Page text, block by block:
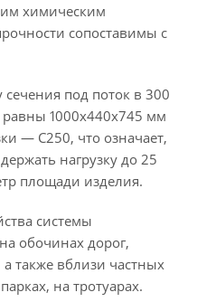
химическим
сопоставимы с
под поток в 300
1000х440х745 мм
— С250, что означает,
нагрузку до 25
площади изделия.
системы
обочинах дорог,
а также вблизи частных
на тротуарах.